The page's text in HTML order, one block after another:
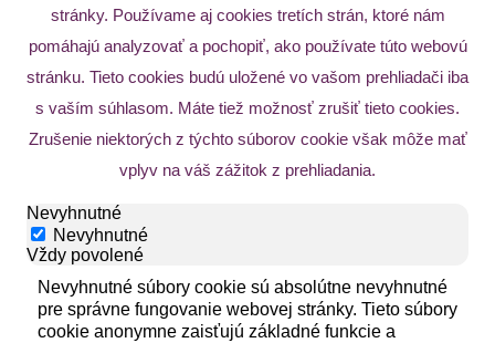
stránky. Používame aj cookies tretích strán, ktoré nám
pomáhajú analyzovať a pochopiť, ako používate túto webovú
stránku. Tieto cookies budú uložené vo vašom prehliadači iba
s vaším súhlasom. Máte tiež možnosť zrušiť tieto cookies.
Zrušenie niektorých z týchto súborov cookie však môže mať
vplyv na váš zážitok z prehliadania.
Nevyhnutné
Nevyhnutné
Vždy povolené
Nevyhnutné súbory cookie sú absolútne nevyhnutné
pre správne fungovanie webovej stránky. Tieto súbory
cookie anonymne zaisťujú základné funkcie a